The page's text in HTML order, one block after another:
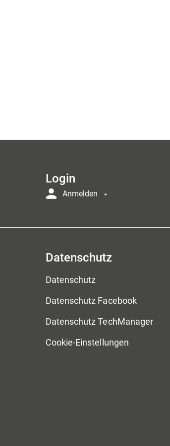
Login
Anmelden
Datenschutz
Datenschutz
Datenschutz Facebook
Datenschutz TechManager
Cookie-Einstellungen